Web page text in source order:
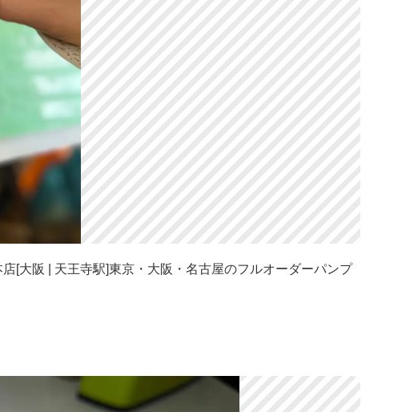
[大阪 | 天王寺駅]東京・大阪・名古屋のフルオーダーパンプ